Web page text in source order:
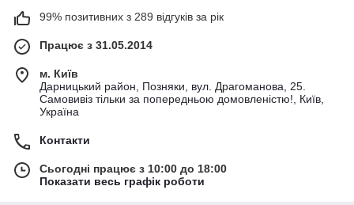
99% позитивних з 289 відгуків за рік
Працює з 31.05.2014
м. Київ
Дарницький район, Позняки, вул. Драгоманова, 25.
Самовивіз тільки за попередньою домовленістю!, Київ,
Україна
Контакти
Сьогодні працює з 10:00 до 18:00
Показати весь графік роботи